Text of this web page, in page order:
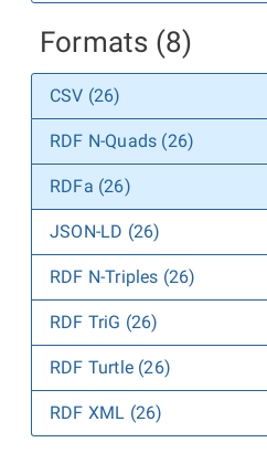
Formats (8)
CSV (26)
RDF N-Quads (26)
RDFa (26)
JSON-LD (26)
RDF N-Triples (26)
RDF TriG (26)
RDF Turtle (26)
RDF XML (26)